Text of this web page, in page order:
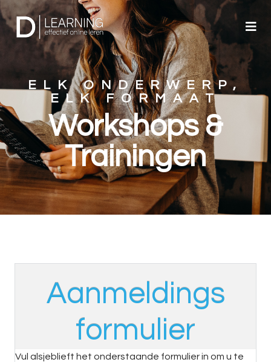
ELK ONDERWERP,
ELK FORMAAT
Workshops &
Trainingen
Aanmeldings
formulier
Vul alsjeblieft het onderstaande formulier in om u te